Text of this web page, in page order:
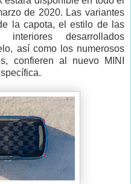
de 2020. Las variantes
la capota, el estilo de las
desarrollados
así como los numerosos
confieren al nuevo MINI